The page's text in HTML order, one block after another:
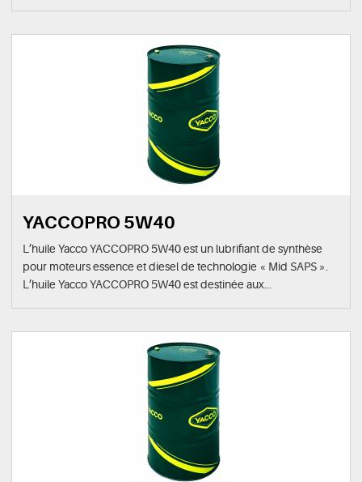
YACCOPRO 5W40
L’huile Yacco YACCOPRO 5W40 est un lubrifiant de synthèse
pour moteurs essence et diesel de technologie « Mid SAPS ».
L’huile Yacco YACCOPRO 5W40 est destinée aux...